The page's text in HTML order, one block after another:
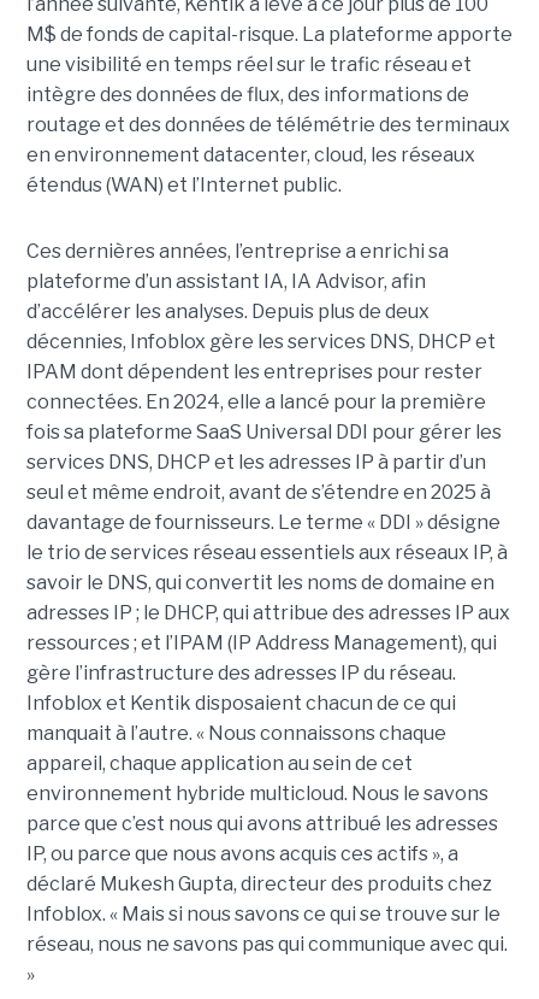
M$ de fonds de capital-risque. La plateforme apporte
une visibilité en temps réel sur le trafic réseau et
intègre des données de flux, des informations de
routage et des données de télémétrie des terminaux
en environnement datacenter, cloud, les réseaux
étendus (WAN) et l’Internet public.
Ces dernières années, l’entreprise a enrichi sa
plateforme d’un assistant IA, IA Advisor, afin
d’accélérer les analyses. Depuis plus de deux
décennies, Infoblox gère les services DNS, DHCP et
IPAM dont dépendent les entreprises pour rester
connectées. En 2024, elle a lancé pour la première
fois sa plateforme SaaS Universal DDI pour gérer les
services DNS, DHCP et les adresses IP à partir d’un
seul et même endroit, avant de s’étendre en 2025 à
davantage de fournisseurs. Le terme « DDI » désigne
le trio de services réseau essentiels aux réseaux IP, à
savoir le DNS, qui convertit les noms de domaine en
adresses IP ; le DHCP, qui attribue des adresses IP aux
ressources ; et l’IPAM (IP Address Management), qui
gère l’infrastructure des adresses IP du réseau.
Infoblox et Kentik disposaient chacun de ce qui
manquait à l’autre. « Nous connaissons chaque
appareil, chaque application au sein de cet
environnement hybride multicloud. Nous le savons
parce que c’est nous qui avons attribué les adresses
IP, ou parce que nous avons acquis ces actifs », a
déclaré Mukesh Gupta, directeur des produits chez
Infoblox. « Mais si nous savons ce qui se trouve sur le
réseau, nous ne savons pas qui communique avec qui.
»